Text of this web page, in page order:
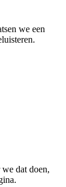
we een
dat doen,